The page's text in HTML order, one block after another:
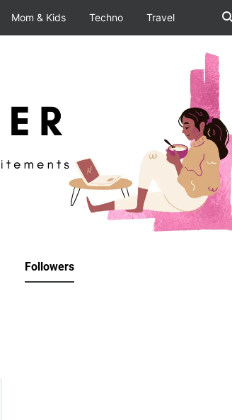
Mom & Kids Techno Travel
Followers